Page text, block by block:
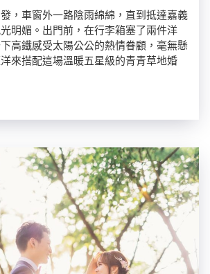
，車窗外一路陰雨綿綿，直到抵達嘉義
明媚。出門前，在行李箱塞了兩件洋
高鐵感受太陽公公的熱情眷顧，毫無懸
來搭配這場溫暖五星級的青青草地婚